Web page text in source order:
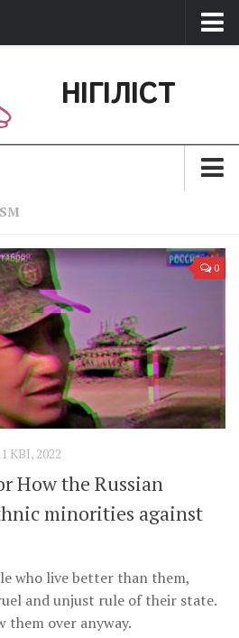
НІГІЛІСТ
0
КВІ, 2022
How the Russian
minorities against
who live better than them,
and unjust rule of their state.
them over anyway.